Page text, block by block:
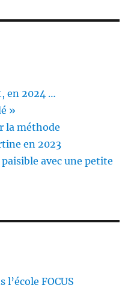
en 2024 …
»
la méthode
en 2023
avec une petite
l’école FOCUS